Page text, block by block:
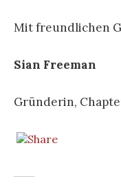
Mit freundlichen
Sian Freeman
Gründerin,